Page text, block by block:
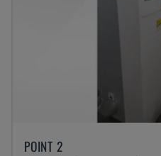
POINT 2